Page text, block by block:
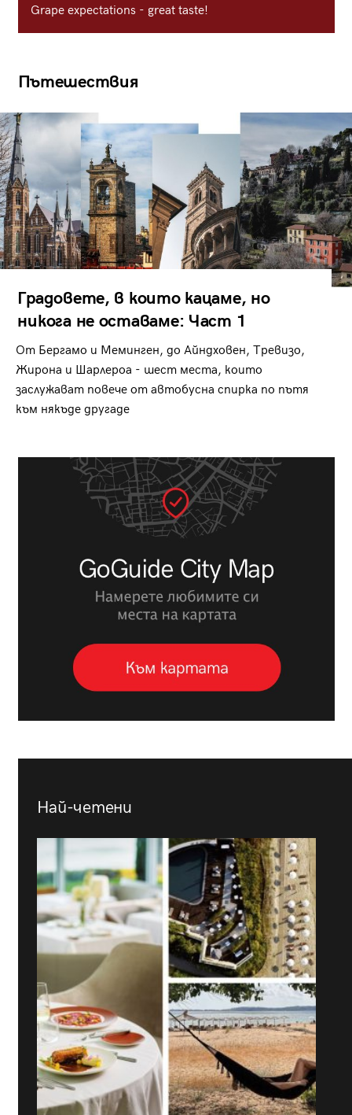
Grape expectations - great taste!
Пътешествия
Градовете, в които кацаме, но
никога не оставаме: Част 1
От Бергамо и Меминген, до Айндховен, Тревизо,
Жирона и Шарлероа - шест места, които
заслужават повече от автобусна спирка по пътя
към някъде другаде
Най-четени